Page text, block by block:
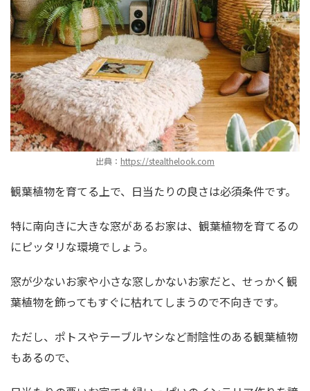
出典： https://stealthelook.com
観葉植物を育てる上で、日当たりの良さは必須条件です。
特に南向きに大きな窓があるお家は、観葉植物を育てるの
にピッタリな環境でしょう。
窓が少ないお家や小さな窓しかないお家だと、せっかく観
葉植物を飾ってもすぐに枯れてしまうので不向きです。
ただし、ポトスやテーブルヤシなど耐陰性のある観葉植物
もあるので、